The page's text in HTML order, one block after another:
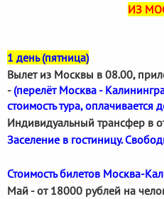
ИЗ
1 день (пятница)
Вылет из Москвы в 08.00,
- (перелёт Москва -
стоимость тура, оплачивается
Индивидуальный трансфер в
Заселение в гостиницу.
Стоимость билетов Москва-
Май - от 18000 рублей на